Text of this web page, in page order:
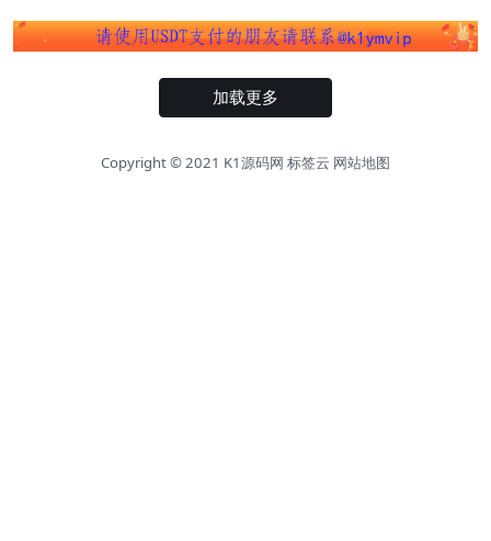
加载更多
Copyright © 2021 K1源码网 标签云 网站地图